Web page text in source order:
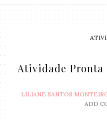
Atividade Pronta
LILIANE SANTOS
ADD